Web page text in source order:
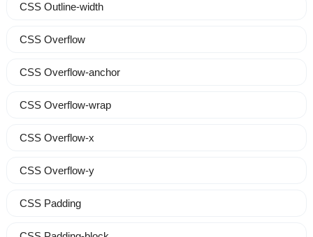
CSS Outline-width
CSS Overflow
CSS Overflow-anchor
CSS Overflow-wrap
CSS Overflow-x
CSS Overflow-y
CSS Padding